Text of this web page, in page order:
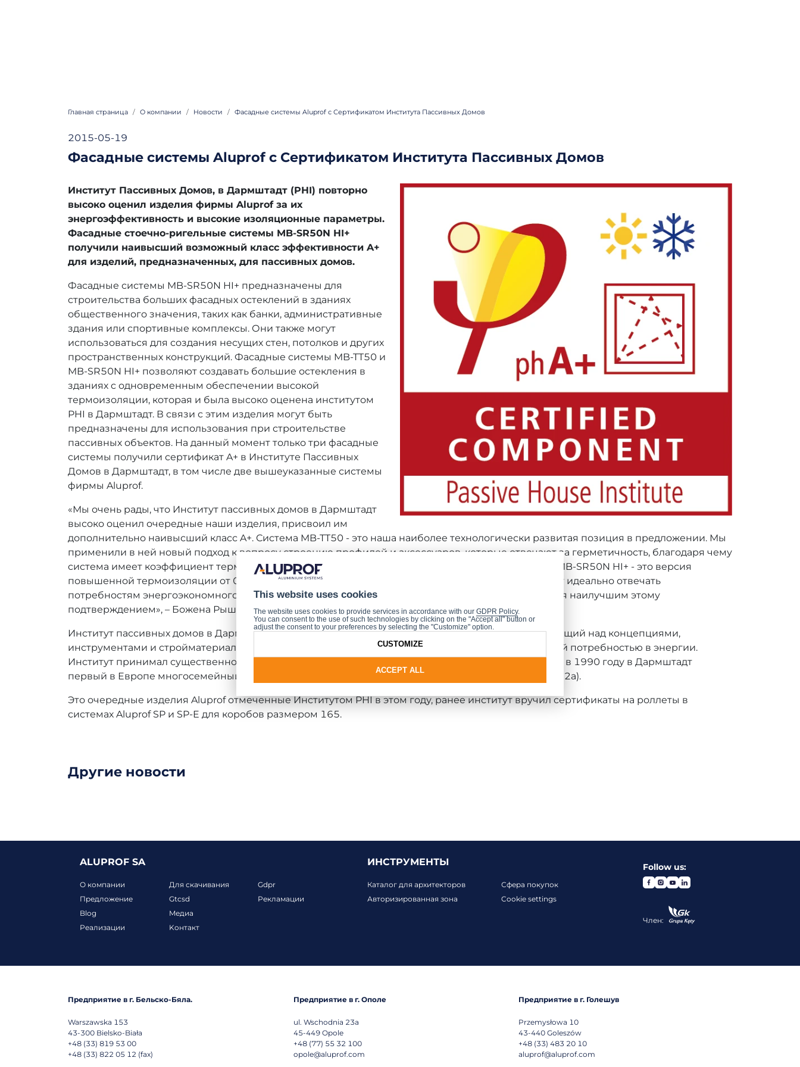
Главная страница О компании Hовости Фасадные системы Aluprof с Сертификатом Института Пассивных Домов
2015-05-19
Фасадные системы Aluprof с Сертификатом Института Пассивных Домов
Институт Пассивных Домов, в Дармштадт (PHI) повторно
высоко оценил изделия фирмы Aluprof за их
энергоэффективность и высокие изоляционные параметры.
Фасадные стоечно-ригельные системы MB-SR50N HI+
получили наивысший возможный класс эффективности A+
для изделий, предназначенных, для пассивных домов.
Фасадные системы MB-SR50N HI+ предназначены для
строительства больших фасадных остеклений в зданиях
общественного значения, таких как банки, административные
здания или спортивные комплексы. Они также могут
использоваться для создания несущих стен, потолков и других
пространственных конструкций. Фасадные системы MB-TT50 и
MB-SR50N HI+ позволяют создавать большие остекления в
зданиях с одновременным обеспечении высокой
термоизоляции, которая и была высоко оценена институтом
PHI в Дармштадт. В связи с этим изделия могут быть
предназначены для использования при строительстве
пассивных объектов. На данный момент только три фасадные
системы получили сертификат A+ в Институте Пассивных
Домов в Дармштадт, в том числе две вышеуказанные системы
фирмы Aluprof.
«Мы очень рады, что Институт пассивных домов в Дармштадт
высоко оценил очередные наши изделия, присвоил им
дополнительно наивысший класс A+. Система MB-TT50 - это наша наиболее технологически развитая позиция в предложении. Мы
применили в ней новый подход к вопросу строению профилей и аксессуаров, которые отвечают за герметичность, благодаря чему
система имеет коэффициент термоизоляции уже от 0,5 W/m2K. Другая наша фасадная система - MB-SR50N HI+ - это версия
повышенной термоизоляции от 0,7 W/m2K. Мы стараемся разрабатывать решения, которые будут идеально отвечать
потребностям энергоэкономного и пассивного строительства, а полученный сертификат является наилучшим этому
подтверждением», – Божена Рышка, Руководитель Отдела Маркетинга и PR в компании Aluprof.
Институт пассивных домов в Дармштадт – это независимый исследовательский институт, работающий над концепциями,
инструментами и стройматериалами, предназначенными для изготовления конструкций с низкой потребностью в энергии.
Институт принимал существенное участие при разработке концепции пассивного дома, создавая в 1990 году в Дармштадт
первый в Европе многосемейный дом, потребность в энергии которого не превышает 12 kWh/(m2a).
Это очередные изделия Aluprof отмеченные Институтом PHI в этом году, ранее институт вручил сертификаты на роллеты в
системах Aluprof SP и SP-E для коробов размером 165.
Другие новости
ALUPROF SA
О компании
Предложение
Blog
Реализации
Для скачивания
Gtcsd
Mедиа
Koнтакт
Gdpr
Рекламации
ИНСТРУМЕНТЫ
Каталог для архитекторов
Авторизированная зона
Сфера покупок
Cookie settings
Follow us:
Член:
Предприятие в г. Бельско-Бяла.
Warszawska 153
43-300 Bielsko-Biała
+48 (33) 819 53 00
+48 (33) 822 05 12 (fax)
Предприятие в г. Ополе
ul. Wschodnia 23a
45-449 Opole
+48 (77) 55 32 100
opole@aluprof.com
Предприятие в г. Голешув
Przemysłowa 10
43-440 Goleszów
+48 (33) 483 20 10
aluprof@aluprof.com
This website uses cookies
The website uses cookies to provide services in accordance with our GDPR Policy.
You can consent to the use of such technologies by clicking on the "Accept all" button or
adjust the consent to your preferences by selecting the "Customize" option.
ACCEPT ALL
CUSTOMIZE